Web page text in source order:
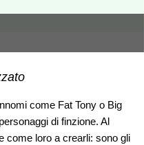
come Fat Tony o Big
di finzione. Al
come loro a crearli: sono gli